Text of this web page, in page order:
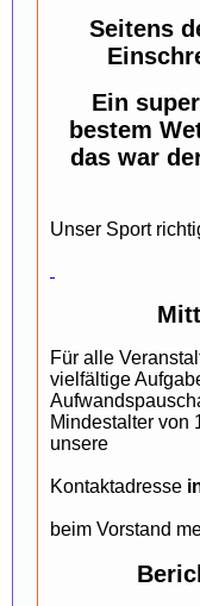
Seitens
Ein
bestem
das war
Unser Sport
Für alle
vielfältige
Mindestalter von
unsere
Kontaktadresse
beim Vorstand